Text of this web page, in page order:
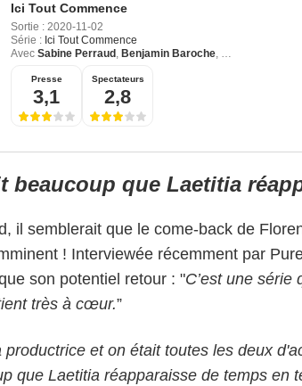
Ici Tout Commence
Sortie : 2020-11-02
Série : Ici Tout Commence
Avec Sabine Perraud , Benjamin Baroche, Loan Becmont
Presse
3,1
Spectateurs
2,8
beaucoup que Laetitia
il semblerait que le come-back de
! Interviewée récemment par
son potentiel retour : "C’est une série
très à cœur.”
productrice et on était toutes les deux
que Laetitia réapparaisse de temps en